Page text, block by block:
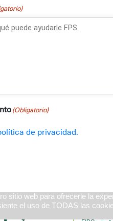
(Obligatorio)
de privacidad.
sitio web para ofrecerle la
el uso de TODAS las